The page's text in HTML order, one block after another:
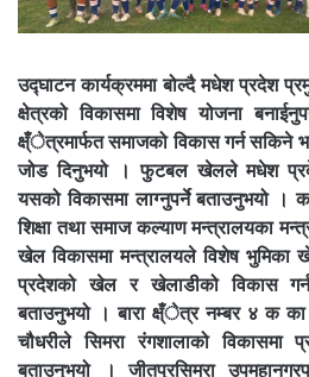
उद्घाटन कार्यक्रममा बोल्दै मधेश प्रदेश
क्षेत्रको विकासमा विशेष योजना
क्ष्ँेत्रमार्फत समाजको विकास गर्न सकिने
जोड दिनुभयो । फुटबल खेलले मधेश
यसको विकासमा लाग्नुपर्ने बताउनुभयो ।
शिक्षा तथा समाज कल्याण मन्त्रालयका
खेल विकासमा मन्त्रालयले विशेष भुमिका
प्रदेशको खेल र खेलाडीको विकास
बताउनुभयो । बारा क्ष्ँेत्र नम्बर ४ क
चौधरीले सिमरा रंगशालाको विकासमा
बताउनुभयो । जीतपुरसिमरा